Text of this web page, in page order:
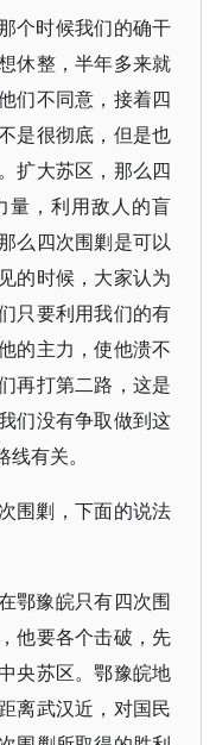
个时候我们的确干
休整，半年多来就
们不同意，接着四
是很彻底，但是也
扩大苏区，那么四
量，利用敌人的盲
么四次围剿是可以
的时候，大家认为
只要利用我们的有
的主力，使他溃不
再打第二路，这是
们没有争取做到这
有关。
围剿，下面的说法
鄂豫皖只有四次围
他要各个击破，先
央苏区。鄂豫皖地
离武汉近，对国民